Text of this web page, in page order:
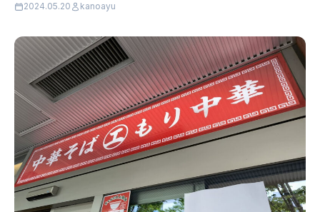
2024.05.20 kanoayu